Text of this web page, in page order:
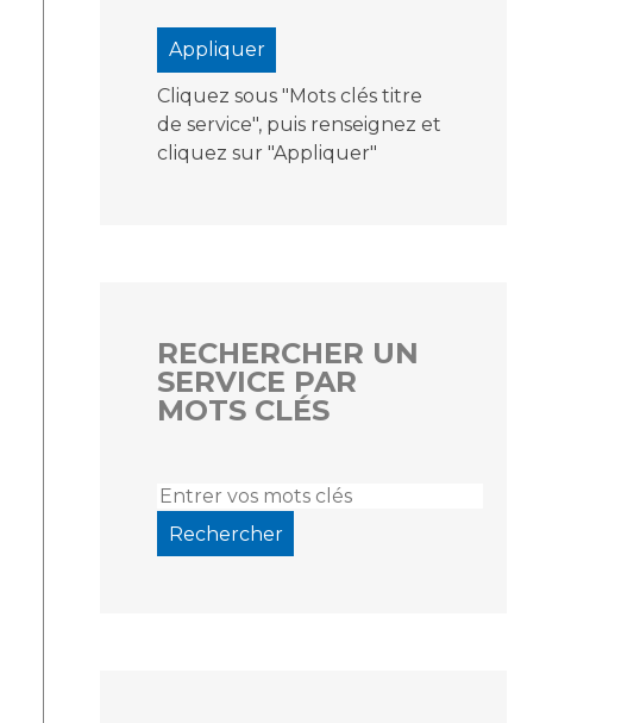
Cliquez sous "Mots clés titre
de service", puis renseignez et
cliquez sur "Appliquer"
RECHERCHER UN
SERVICE PAR
MOTS CLÉS